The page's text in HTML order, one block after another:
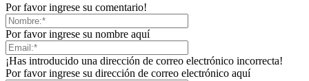
Por favor ingrese su comentario!
Por favor ingrese su nombre aquí
¡Has introducido una dirección de correo electrónico incorrecta!
Por favor ingrese su dirección de correo electrónico aquí